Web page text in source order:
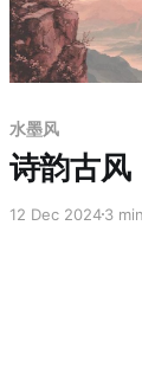
水墨风
诗韵古风
12 Dec 20243